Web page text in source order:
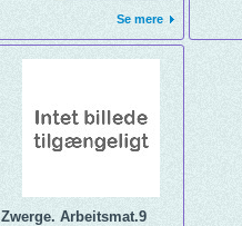
Se mere
Zwerge. Arbeitsmat.9